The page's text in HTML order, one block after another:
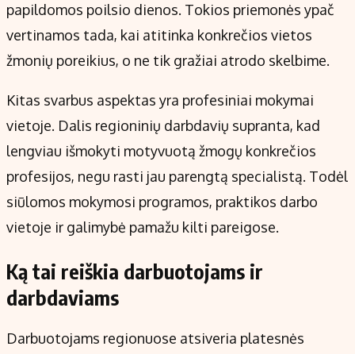
papildomos poilsio dienos. Tokios priemonės ypač
vertinamos tada, kai atitinka konkrečios vietos
žmonių poreikius, o ne tik gražiai atrodo skelbime.
Kitas svarbus aspektas yra profesiniai mokymai
vietoje. Dalis regioninių darbdavių supranta, kad
lengviau išmokyti motyvuotą žmogų konkrečios
profesijos, negu rasti jau parengtą specialistą. Todėl
siūlomos mokymosi programos, praktikos darbo
vietoje ir galimybė pamažu kilti pareigose.
Ką tai reiškia darbuotojams ir
darbdaviams
Darbuotojams regionuose atsiveria platesnės